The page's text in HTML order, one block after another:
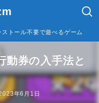
トール不要で遊べるゲーム
動券の入手法と
年6月1日